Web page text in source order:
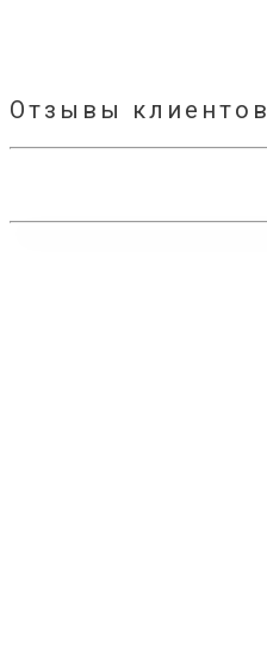
Отзывы клиентов